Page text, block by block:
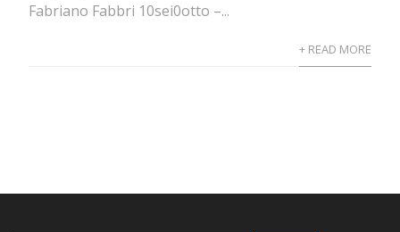
Fabriano Fabbri 10sei0otto –...
+ READ MORE